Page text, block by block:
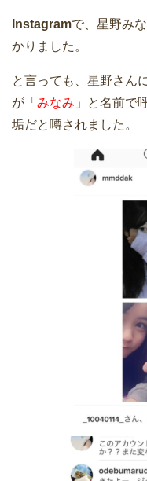
Instagramで、星野み
かりました。
と言っても、星野さん
が「 みなみ 」と名前で
垢だと噂されました。